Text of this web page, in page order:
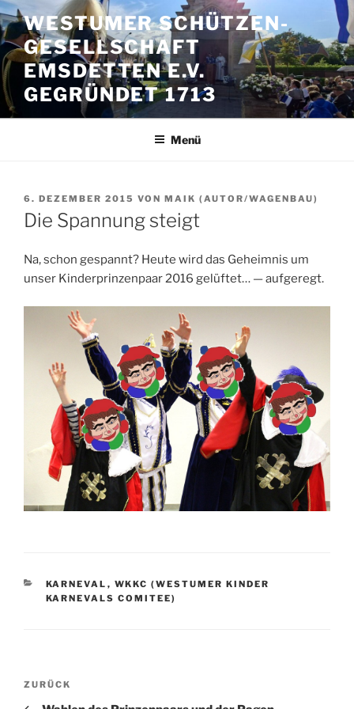
Zum
Inhalt
springen
WESTUMER SCHÜTZEN-
GESELLSCHAFT
EMSDETTEN E.V.
GEGRÜNDET 1713
Menü
VERÖFFENTLICHT
AM
6. DEZEMBER 2015 VON MAIK (AUTOR/WAGENBAU)
Die Spannung steigt
Na, schon gespannt? Heute wird das Geheimnis um
unser Kinderprinzenpaar 2016 gelüftet… — aufgeregt.
KATEGORIEN
KARNEVAL , WKKC (WESTUMER KINDER
KARNEVALS COMITEE)
Beitragsnavigation
Vorheriger
Beitrag
ZURÜCK